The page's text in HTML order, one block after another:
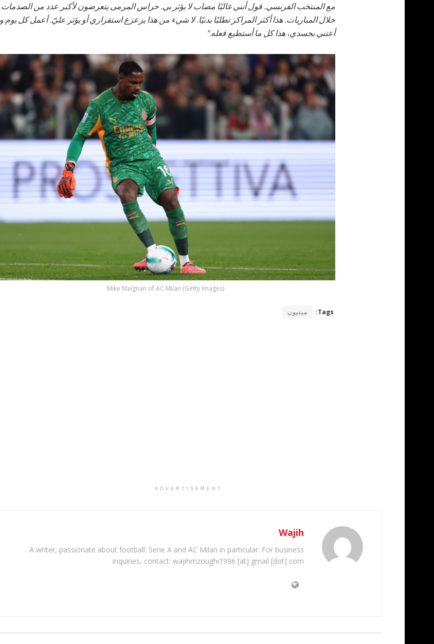
مع المنتخب الفرنسي. قول أنني غالبًا مصاب لا يؤثر بي. حراس المرمى يتعرضون لأكبر عدد من الصدمات
خلال المباريات. هذا أكثر المراكز تطلبًا بدنيًا. لا شيء من هذا يزعزع استقراري أو يؤثر عليّ. أعمل كل يوم و
أعتني بجسدي، هذا كل ما أستطيع فعله."
Mike Maignan of AC Milan (Getty Images)
Tags: مينيون
ADVERTISEMENT
Wajih
A writer, passionate about football: Serie A and AC Milan in particular. For business
inquiries, contact: wajihmzoughi1996 [at] gmail [dot] com